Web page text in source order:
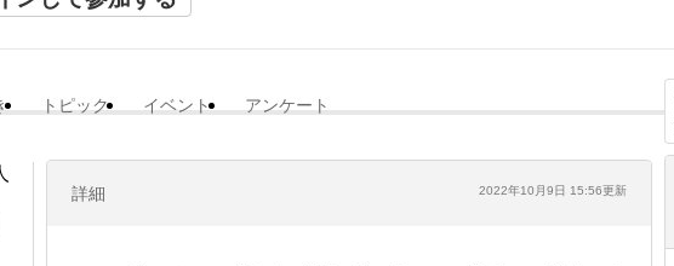
トピック イベント アンケート
詳細 2022年10月9日 15:56更新